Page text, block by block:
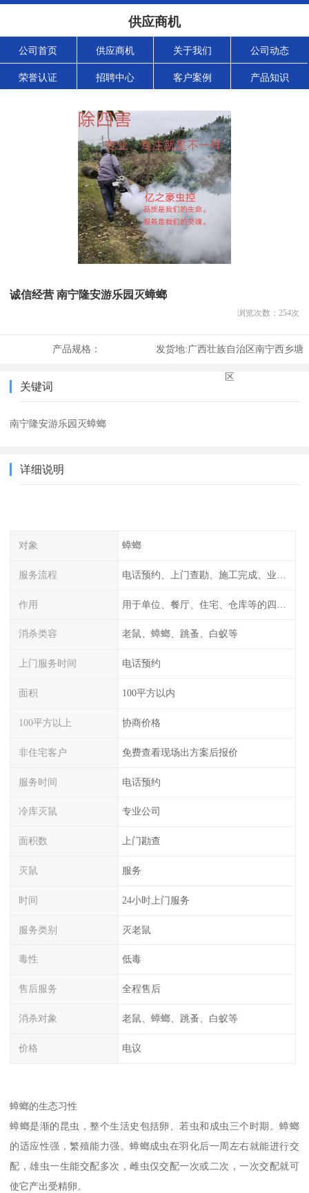
供应商机
公司首页 供应商机 关于我们 公司动态
荣誉认证 招聘中心 客户案例 产品知识
诚信经营 南宁隆安游乐园灭蟑螂
浏览次数： 254次
产品规格： 发货地:广西壮族自治区南宁西乡塘
区
关键词
南宁隆安游乐园灭蟑螂
详细说明
对象 蟑螂
服务流程
作用
消杀类容 老鼠、蟑螂、跳蚤、白蚁等
上门服务时间 电话预约
面积 100平方以内
100平方以上 协商价格
非住宅客户 免费查看现场出方案后报价
服务时间 电话预约
冷库灭鼠 专业公司
面积数 上门勘查
灭鼠 服务
时间 24小时上门服务
服务类别 灭老鼠
毒性 低毒
售后服务 全程售后
消杀对象 老鼠、蟑螂、跳蚤、白蚁等
价格 电议
蟑螂的生态习性
蟑螂是渐的昆虫，整个生活史包括卵、若虫和成虫三个时期。蟑螂
的适应性强，繁殖能力强。蟑螂成虫在羽化后一周左右就能进行交
配，雄虫一生能交配多次，雌虫仅交配一次或二次，一次交配就可
使它产出受精卵。